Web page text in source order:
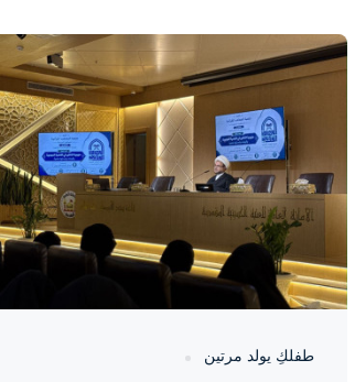
واحة المرأة
منذ 3 أيام
طفلكِ يولد مرتين